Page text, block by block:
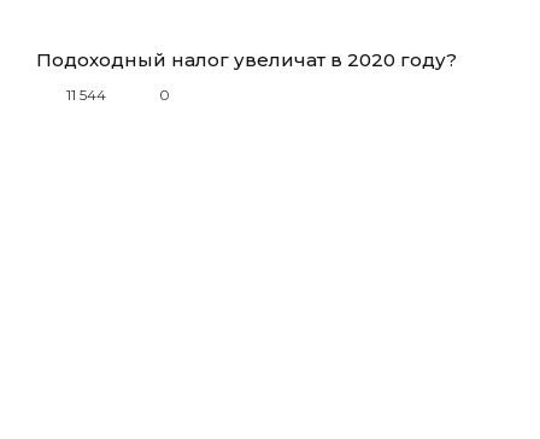
Подоходный налог увеличат в 2020 году?
11 544 0